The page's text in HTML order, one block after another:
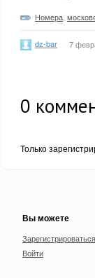
Номера
dz-bar 7
0
Только
Вы можете
Зарегистрироваться
Войти